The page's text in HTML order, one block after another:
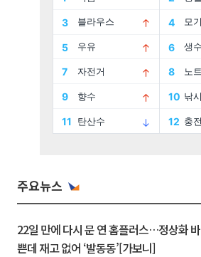
주요뉴스
22일 만에 다시 문 연 홈플러스…정상화 바
쁜데 재고 없어 ‘발동동’[가보니]